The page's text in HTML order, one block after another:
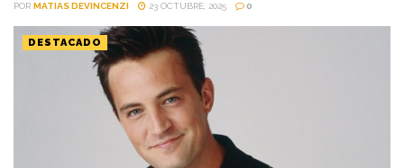
POR MATIAS DEVINCENZI 23 OCTUBRE, 2025 0
DESTACADO